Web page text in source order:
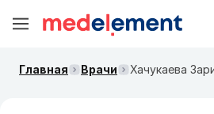
Главная Врачи Хачукаева